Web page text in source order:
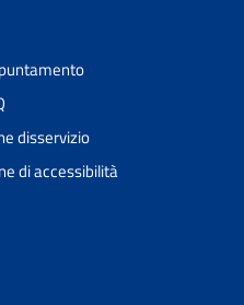
disservizio
di accessibilità